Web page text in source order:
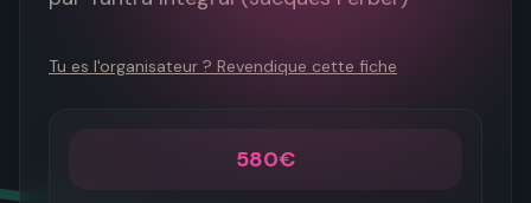
Tu es l'organisateur ? Revendique cette fiche
580€